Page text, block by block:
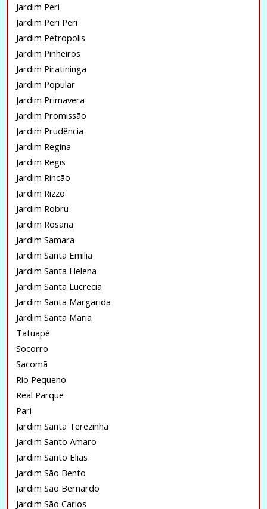
Jardim Peri
Jardim Peri Peri
Jardim Petropolis
Jardim Pinheiros
Jardim Piratininga
Jardim Popular
Jardim Primavera
Jardim Promissão
Jardim Prudência
Jardim Regina
Jardim Regis
Jardim Rincão
Jardim Rizzo
Jardim Robru
Jardim Rosana
Jardim Samara
Jardim Santa Emilia
Jardim Santa Helena
Jardim Santa Lucrecia
Jardim Santa Margarida
Jardim Santa Maria
Tatuapé
Socorro
Sacomã
Rio Pequeno
Real Parque
Pari
Jardim Santa Terezinha
Jardim Santo Amaro
Jardim Santo Elias
Jardim São Bento
Jardim São Bernardo
Jardim São Carlos